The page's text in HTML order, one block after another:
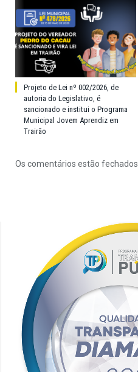
Projeto de Lei nº 002/2026, de
autoria do Legislativo, é
sancionado e institui o Programa
Municipal Jovem Aprendiz em
Trairão
Os comentários estão fechados.